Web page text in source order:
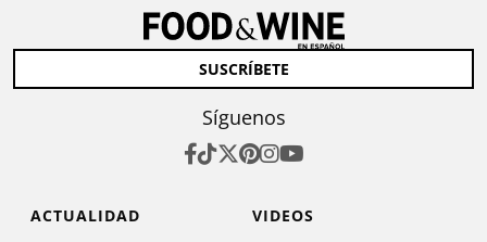
SUSCRÍBETE
Síguenos
ACTUALIDAD
VIDEOS